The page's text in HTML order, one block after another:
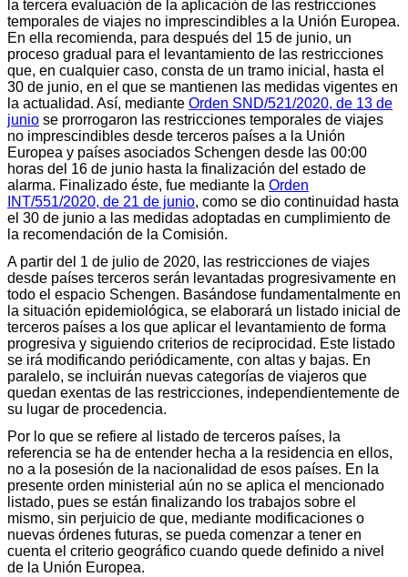
la tercera evaluación de la aplicación de las restricciones
temporales de viajes no imprescindibles a la Unión Europea.
En ella recomienda, para después del 15 de junio, un
proceso gradual para el levantamiento de las restricciones
que, en cualquier caso, consta de un tramo inicial, hasta el
30 de junio, en el que se mantienen las medidas vigentes en
la actualidad. Así, mediante Orden SND/521/2020, de 13 de
junio se prorrogaron las restricciones temporales de viajes
no imprescindibles desde terceros países a la Unión
Europea y países asociados Schengen desde las 00:00
horas del 16 de junio hasta la finalización del estado de
alarma. Finalizado éste, fue mediante la Orden
INT/551/2020, de 21 de junio, como se dio continuidad hasta
el 30 de junio a las medidas adoptadas en cumplimiento de
la recomendación de la Comisión.
A partir del 1 de julio de 2020, las restricciones de viajes
desde países terceros serán levantadas progresivamente en
todo el espacio Schengen. Basándose fundamentalmente en
la situación epidemiológica, se elaborará un listado inicial de
terceros países a los que aplicar el levantamiento de forma
progresiva y siguiendo criterios de reciprocidad. Este listado
se irá modificando periódicamente, con altas y bajas. En
paralelo, se incluirán nuevas categorías de viajeros que
quedan exentas de las restricciones, independientemente de
su lugar de procedencia.
Por lo que se refiere al listado de terceros países, la
referencia se ha de entender hecha a la residencia en ellos,
no a la posesión de la nacionalidad de esos países. En la
presente orden ministerial aún no se aplica el mencionado
listado, pues se están finalizando los trabajos sobre el
mismo, sin perjuicio de que, mediante modificaciones o
nuevas órdenes futuras, se pueda comenzar a tener en
cuenta el criterio geográfico cuando quede definido a nivel
de la Unión Europea.